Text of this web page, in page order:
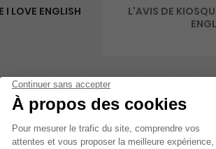
I LOVE ENGLISH
plus qu'un simple magazine; c'est
à l'anglais, ce magazine se
les enfants dans l'univers
L'AVIS DE